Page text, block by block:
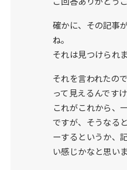
確かに、その記事
ね。
それは見つけられま
それを言われたの
って見えるんですけ
これがこれから、
ですが、そうなる
ーするというか、
い感じかなと思いま